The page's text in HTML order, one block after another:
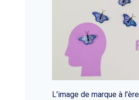
L'image de marque à